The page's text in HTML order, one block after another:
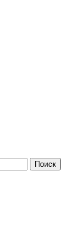
Поиск